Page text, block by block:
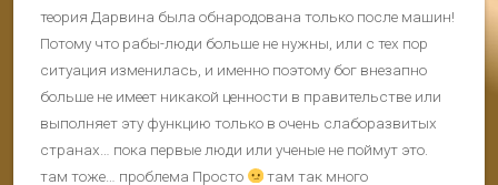
теория Дарвина была обнародована только после машин!
Потому что рабы-люди больше не нужны, или с тех пор
ситуация изменилась, и именно поэтому бог внезапно
больше не имеет никакой ценности в правительстве или
выполняет эту функцию только в очень слаборазвитых
странах… пока первые люди или ученые не поймут это.
там тоже… проблема Просто
там так много